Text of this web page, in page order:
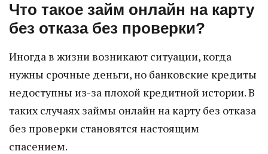
Что такое займ онлайн на карту
без отказа без проверки?
Иногда в жизни возникают ситуации, когда
нужны срочные деньги, но банковские кредиты
недоступны из-за плохой кредитной истории. В
таких случаях займы онлайн на карту без отказа
без проверки становятся настоящим
спасением.